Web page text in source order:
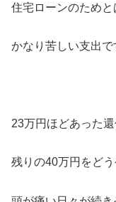
住宅ローンのためと
かなり苦しい支出で
23万円ほどあった
残りの40万円をど